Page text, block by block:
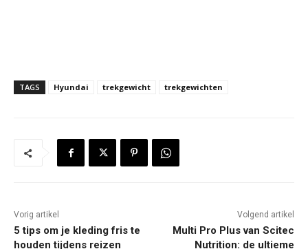
TAGS Hyundai trekgewicht trekgewichten
Vorig artikel
5 tips om je kleding fris te
houden tijdens reizen
Volgend artikel
Multi Pro Plus van Scitec
Nutrition: de ultieme